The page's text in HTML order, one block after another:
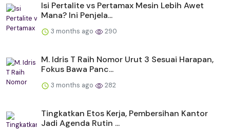
Isi Pertalite vs Pertamax Mesin Lebih Awet
Mana? Ini Penjela...
3 months ago 290
M. Idris T Raih Nomor Urut 3 Sesuai Harapan,
Fokus Bawa Panc...
3 months ago 282
Tingkatkan Etos Kerja, Pembersihan Kantor
Jadi Agenda Rutin ...